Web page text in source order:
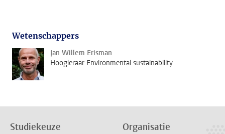
Wetenschappers
Jan Willem Erisman
Hoogleraar Environmental sustainability
Studiekeuze Organisatie